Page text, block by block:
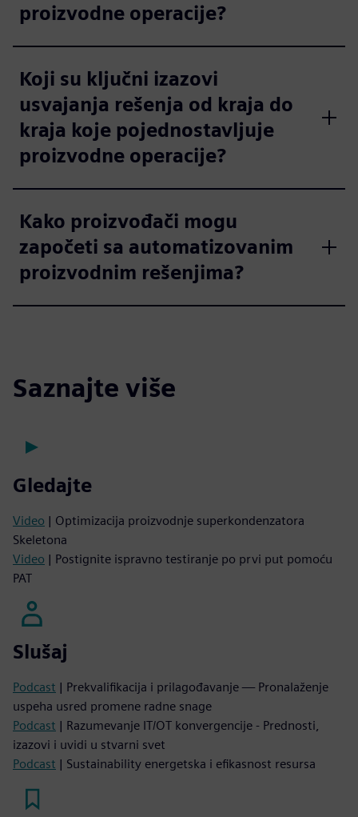
proizvodne operacije?
Koji su ključni izazovi
usvajanja rešenja od kraja do
kraja koje pojednostavljuje
proizvodne operacije?
Kako proizvođači mogu
započeti sa automatizovanim
proizvodnim rešenjima?
Saznajte više
Gledajte
Video | Optimizacija proizvodnje superkondenzatora
Skeletona
Video | Postignite ispravno testiranje po prvi put pomoću
PAT
Slušaj
Podcast | Prekvalifikacija i prilagođavanje — Pronalaženje
uspeha usred promene radne snage
Podcast | Razumevanje IT/OT konvergencije - Prednosti,
izazovi i uvidi u stvarni svet
Podcast | Sustainability energetska i efikasnost resursa